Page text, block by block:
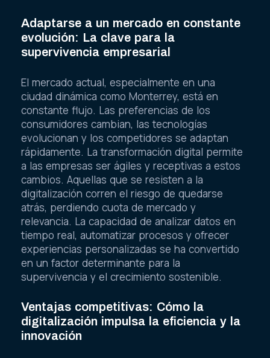
Adaptarse a un mercado en constante
evolución: La clave para la
supervivencia empresarial
El mercado actual, especialmente en una
ciudad dinámica como Monterrey, está en
constante flujo. Las preferencias de los
consumidores cambian, las tecnologías
evolucionan y los competidores se adaptan
rápidamente. La transformación digital permite
a las empresas ser ágiles y receptivas a estos
cambios. Aquellas que se resisten a la
digitalización corren el riesgo de quedarse
atrás, perdiendo cuota de mercado y
relevancia. La capacidad de analizar datos en
tiempo real, automatizar procesos y ofrecer
experiencias personalizadas se ha convertido
en un factor determinante para la
supervivencia y el crecimiento sostenible.
Ventajas competitivas: Cómo la
digitalización impulsa la eficiencia y la
innovación